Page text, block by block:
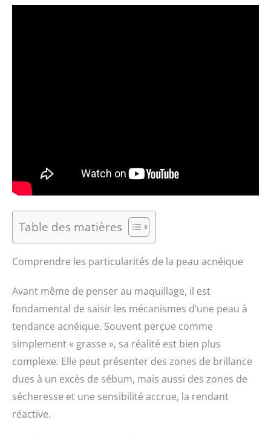
Table des matières
Comprendre les particularités de la peau acnéique
Avant même de penser au maquillage, il est
fondamental de saisir les mécanismes d’une peau à
tendance acnéique. Souvent perçue comme
simplement « grasse », sa réalité est bien plus
complexe. Elle peut présenter des zones de brillance
dues à un excès de sébum, mais aussi des zones de
sécheresse et une sensibilité accrue, la rendant
réactive.